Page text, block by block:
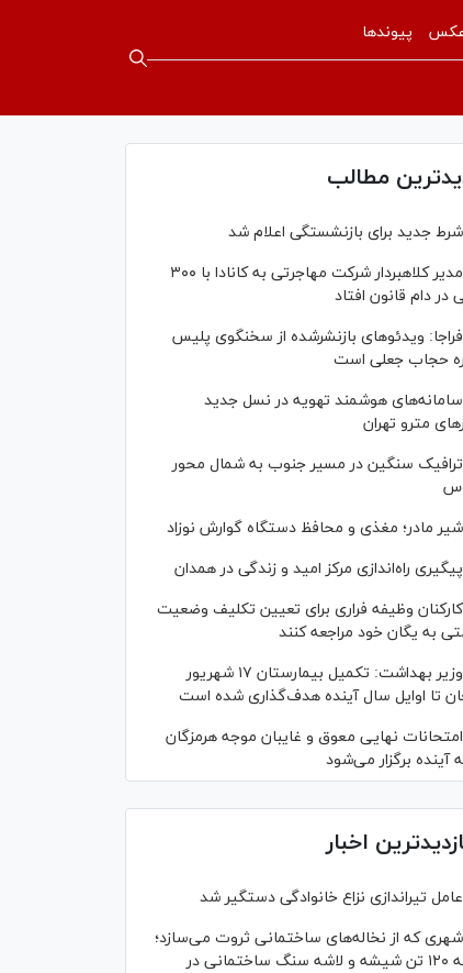
پیوندها
مطالب
شرط جدید برای بازنشستگی اعلام شد
مدیر کلاهبردار شرکت مهاجرتی به کانادا با ۳۰۰
در دام قانون افتاد
فراجا: ویدئو‌های بازنشرشده از سخنگوی پلیس
حجاب جعلی است
سامانه‌های هوشمند تهویه در نسل جدید
مترو تهران
ترافیک سنگین در مسیر جنوب به شمال محور
شیر مادر؛ مغذی و محافظ دستگاه گوارش نوزاد
پیگیری راه‌اندازی مرکز امید و زندگی در همدان
کارکنان وظیفه فراری برای تعیین تکلیف وضعیت
به یگان خود مراجعه کنند
وزیر بهداشت: تکمیل بیمارستان ۱۷ شهریور
تا اوایل سال آینده هدف‌گذاری شده است
امتحانات نهایی معوق و غایبان موجه هرمزگان
آینده برگزار می‌شود
اخبار
عامل تیراندازی نزاع خانوادگی دستگیر شد
شهری که از نخاله‌های ساختمانی ثروت می‌سازد؛
روزانه ۱۲۰ تن شیشه و لاشه سنگ ساختمانی در